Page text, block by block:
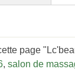
page
, salon de